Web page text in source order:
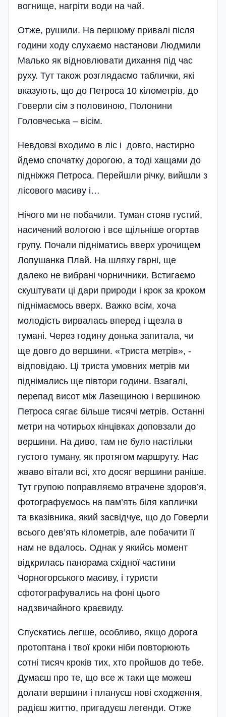
вогнище, нагріти води на чай.
Отже, рушили. На першому привалі після
години ходу слухаємо настанови Людмили
Малько як відновлювати дихання під час
руху. Тут також розглядаємо таблички, які
вказують, що до Петроса 10 кілометрів, до
Говерли сім з половиною, Полонини
Головчеська – вісім.
Невдовзі входимо в ліс і довго, настирно
йдемо спочатку дорогою, а тоді хащами до
підніжжя Петроса. Перейшли річку, вийшли з
лісового масиву і…
Нічого ми не побачили. Туман стояв густий,
насичений вологою і все щільніше огортав
групу. Почали підніматись вверх урочищем
Лопушанка Плай. На шляху гарні, ще
далеко не вибрані чорничники. Встигаємо
скуштувати ці дари природи і крок за кроком
піднімаємось вверх. Важко всім, хоча
молодість вирвалась вперед і щезла в
тумані. Через годину донька запитала, чи
ще довго до вершини. «Триста метрів», -
відповідаю. Ці триста умовних метрів ми
піднімались ще півтори години. Взагалі,
перепад висот між Лазещиною і вершиною
Петроса сягає більше тисячі метрів. Останні
метри на чотирьох кінцівках доповзали до
вершини. На диво, там не було настільки
густого туману, як протягом маршруту. Нас
жваво вітали всі, хто досяг вершини раніше.
Тут групою поправляємо втрачене здоров’я,
фотографуємось на пам’ять біля каплички
та вказівника, який засвідчує, що до Говерли
всього дев’ять кілометрів, але побачити її
нам не вдалось. Однак у якийсь момент
відкрилась панорама східної частини
Чорногорського масиву, і туристи
сфотографувались на фоні цього
надзвичайного краєвиду.
Спускатись легше, особливо, якщо дорога
протоптана і твої кроки ніби повторюють
сотні тисяч кроків тих, хто пройшов до тебе.
Думаєш про те, що все ж таки ще можеш
долати вершини і плануєш нові сходження,
радієш життю, пригадуєш легенди. Отже